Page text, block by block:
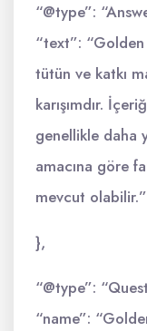
“@type”:
“text”:
tütün ve katkı
karışımdır.
genellikle daha
amacına göre
mevcut olabilir.”
},
“@type”:
“name”: